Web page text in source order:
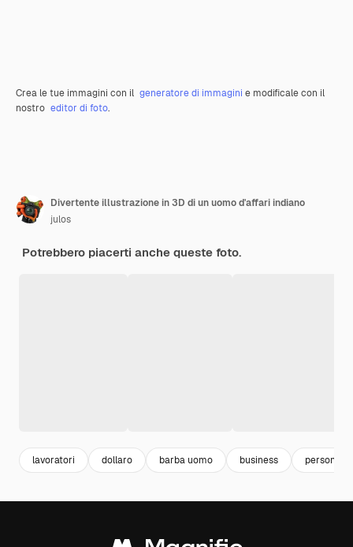
Crea le tue immagini con il generatore di immagini e modificale con il
nostro editor di foto.
Divertente illustrazione in 3D di un uomo d'affari indiano
julos
Potrebbero piacerti anche queste foto.
lavoratori dollaro barba uomo business persone